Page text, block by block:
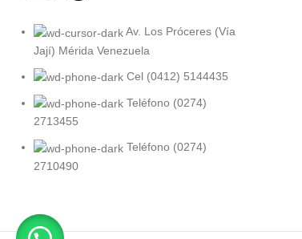
Av. Los Próceres (Vía
Jají) Mérida Venezuela
Cel (0412) 5144435
Teléfono (0274)
2713455
Teléfono (0274)
2710490